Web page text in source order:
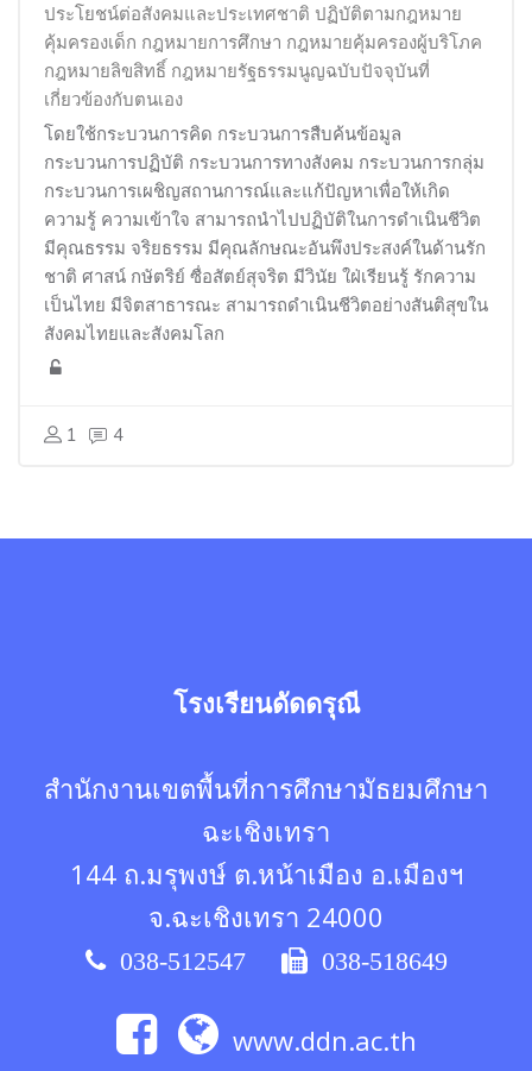
ประโยชน์ต่อสังคมและประเทศชาติ ปฏิบัติตามกฎหมาย
คุ้มครองเด็ก กฎหมายการศึกษา กฎหมายคุ้มครองผู้บริโภค
กฎหมายลิขสิทธิ์ กฎหมายรัฐธรรมนูญฉบับปัจจุบันที่
เกี่ยวข้องกับตนเอง
โดยใช้กระบวนการคิด กระบวนการสืบค้นข้อมูล
กระบวนการปฏิบัติ กระบวนการทางสังคม กระบวนการกลุ่ม
กระบวนการเผชิญสถานการณ์และแก้ปัญหาเพื่อให้เกิด
ความรู้ ความเข้าใจ สามารถนำไปปฏิบัติในการดำเนินชีวิต
มีคุณธรรม จริยธรรม มีคุณลักษณะอันพึงประสงค์ในด้านรัก
ชาติ ศาสน์ กษัตริย์ ซื่อสัตย์สุจริต มีวินัย ใฝ่เรียนรู้ รักความ
เป็นไทย มีจิตสาธารณะ สามารถดำเนินชีวิตอย่างสันติสุขใน
สังคมไทยและสังคมโลก
1 4
โรงเรียนดัดดรุณี
สำนักงานเขตพื้นที่การศึกษามัธยมศึกษา
ฉะเชิงเทรา
144 ถ.มรุพงษ์ ต.หน้าเมือง อ.เมืองฯ
จ.ฉะเชิงเทรา 24000
038-512547 038-518649
www.ddn.ac.th